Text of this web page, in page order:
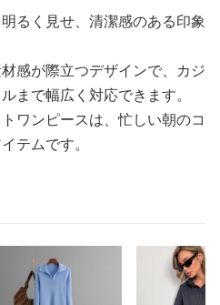
るく見せ、清潔感のある印象
感が際立つデザインで、カジ
まで幅広く対応できます。
ワンピースは、忙しい朝のコ
テムです。